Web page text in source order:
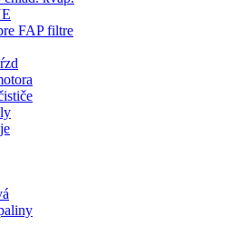
FAP filtre